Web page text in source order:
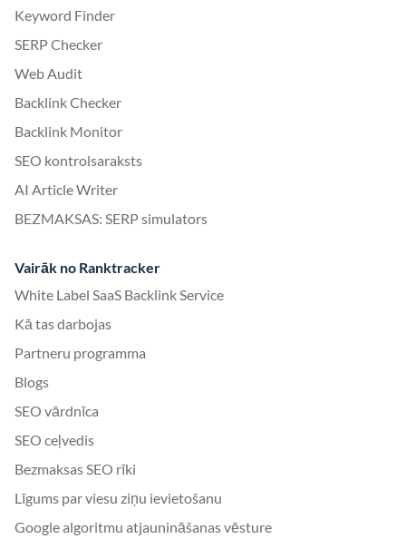
Keyword Finder
SERP Checker
Web Audit
Backlink Checker
Backlink Monitor
SEO kontrolsaraksts
AI Article Writer
BEZMAKSAS: SERP simulators
Vairāk no Ranktracker
White Label SaaS Backlink Service
Kā tas darbojas
Partneru programma
Blogs
SEO vārdnīca
SEO ceļvedis
Bezmaksas SEO rīki
Līgums par viesu ziņu ievietošanu
Google algoritmu atjaunināšanas vēsture